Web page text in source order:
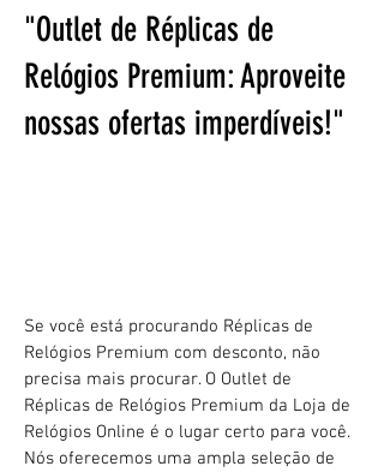
"Outlet de Réplicas de
Relógios Premium: Aproveite
nossas ofertas imperdíveis!"
Se você está procurando Réplicas de
Relógios Premium com desconto, não
precisa mais procurar. O Outlet de
Réplicas de Relógios Premium da Loja de
Relógios Online é o lugar certo para você.
Nós oferecemos uma ampla seleção de